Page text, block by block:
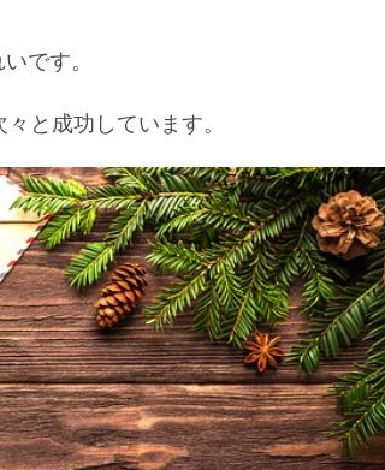
です。
と成功しています。